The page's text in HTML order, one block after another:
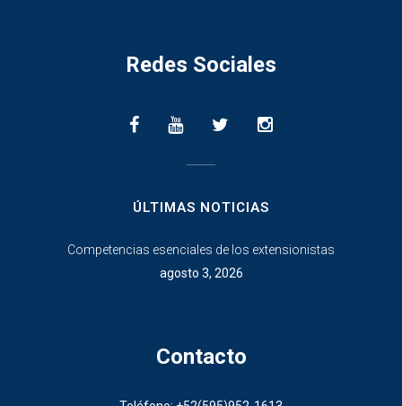
Redes Sociales
ÚLTIMAS NOTICIAS
Competencias esenciales de los extensionistas
agosto 3, 2026
Contacto